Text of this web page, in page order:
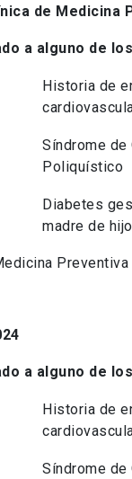
de Medicina
a alguno de
Historia de
Síndrome de
Poliquístico
Diabetes
madre de
a alguno de
Historia de
Síndrome de